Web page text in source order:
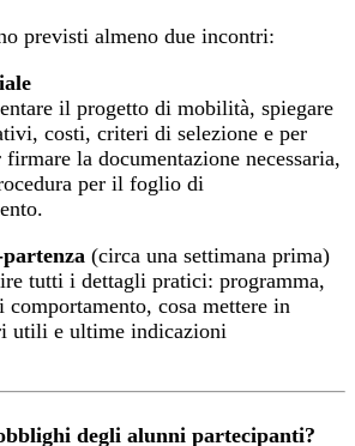
previsti almeno due incontri:
il progetto di mobilità, spiegare
costi, criteri di selezione e per
la documentazione necessaria,
per il foglio di
(circa una settimana prima)
tutti i dettagli pratici: programma,
comportamento, cosa mettere in
utili e ultime indicazioni
degli alunni partecipanti?